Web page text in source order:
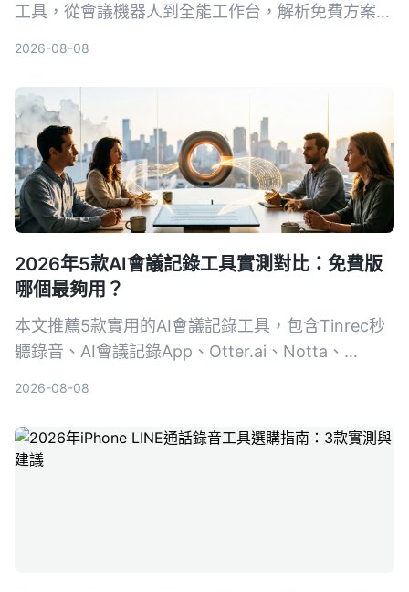
工具，從會議機器人到全能工作台，解析免費方案與
2026-08-08
2026年5款AI會議記錄工具實測對比：免費版
哪個最夠用？
本文推薦5款實用的AI會議記錄工具，包含Tinrec秒
聽錄音、AI會議記錄App、Otter.ai、Notta、
2026-08-08